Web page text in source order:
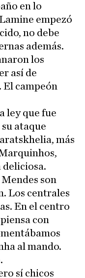
en lo
empezó
no debe
además.
los
así de
campeón
ley que fue
ataque
más
deliciosa.
son
Los centrales
En el centro
con
al mando.
sí chicos